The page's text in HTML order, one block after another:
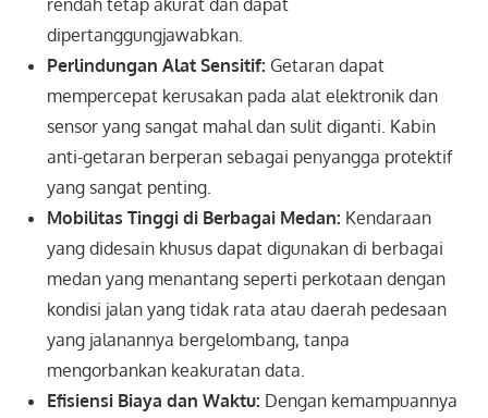
dipertanggungjawabkan.
Perlindungan Alat Sensitif: Getaran dapat
mempercepat kerusakan pada alat elektronik dan
sensor yang sangat mahal dan sulit diganti. Kabin
anti-getaran berperan sebagai penyangga protektif
yang sangat penting.
Mobilitas Tinggi di Berbagai Medan: Kendaraan
yang didesain khusus dapat digunakan di berbagai
medan yang menantang seperti perkotaan dengan
kondisi jalan yang tidak rata atau daerah pedesaan
yang jalanannya bergelombang, tanpa
mengorbankan keakuratan data.
Efisiensi Biaya dan Waktu: Dengan kemampuannya